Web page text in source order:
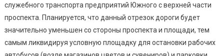
служебного транспорта предприятий Южного с верхней части
проспекта. Планируется, что данный отрезок дороги будет
значительно уменьшен со стороны проспекта и площади, тем
самым ликвидируя условную площадку для остановки рабочих